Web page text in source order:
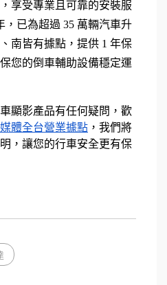
享受專業且可靠的安裝服
，已為超過 35 萬輛汽車升
南皆有據點，提供 1 年保
您的倒車輔助設備穩定運
顯影產品有任何疑問， 歡
體全台營業據點 ，我們將
，讓您的行車安全更有保